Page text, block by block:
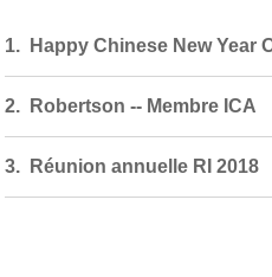
2. Robertson -- Membre ICA
3. Réunion annuelle RI 2018